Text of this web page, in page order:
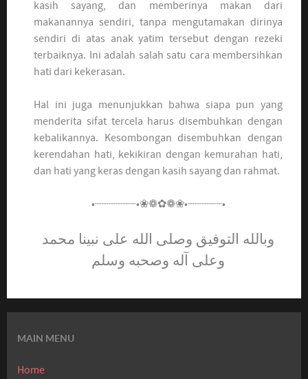
kasih sayang, dan memberinya makan dari
makanannya sendiri, tanpa mengutamakan dirinya
sendiri di atas anak yatim tersebut dengan rezeki
terbaiknya. Ini adalah salah satu cara membersihkan
hati dari kekerasan.
Hal ini juga menunjukkan bahwa siapa pun yang
menderita sifat tercela harus disembuhkan dengan
kebalikannya. Kesombongan disembuhkan dengan
kerendahan hati, kekikiran dengan kemurahan hati,
dan hati yang keras dengan kasih sayang dan rahmat.
•┈┈┈┈┈┈•❀❁✿❁❀•┈┈┈┈┈•
وبالله التوفيق وصلى الله على نبينا محمد
وعلى آله وصحبه وسلم
MAIN MENU
Home